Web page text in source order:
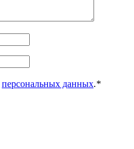
персональных данных.*